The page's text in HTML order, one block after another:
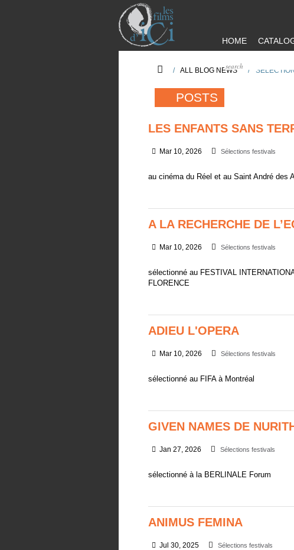
HOME
/ ALL BLOG NEWS /
POSTS
LES ENFANTS SANS
Mar 10, 2026 Sélections festivals
au cinéma du Réel et au Saint André des
A LA RECHERCHE DE
Mar 10, 2026 Sélections festivals
sélectionné au FESTIVAL
FLORENCE
ADIEU L'OPERA
Mar 10, 2026 Sélections festivals
sélectionné au FIFA à Montréal
GIVEN NAMES DE
Jan 27, 2026 Sélections festivals
sélectionné à la BERLINALE Forum
ANIMUS FEMINA
Jul 30, 2025 Sélections festivals